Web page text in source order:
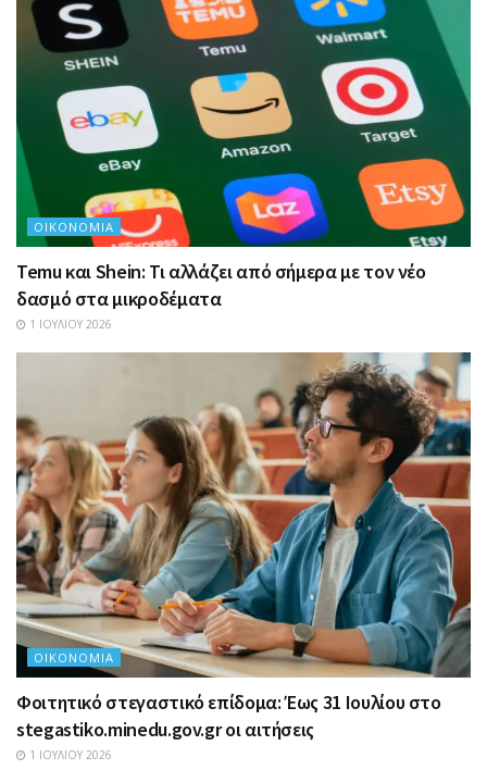
ΟΙΚΟΝΟΜΊΑ
Temu και Shein: Τι αλλάζει από σήμερα με τον νέο
δασμό στα μικροδέματα
1 ΙΟΥΛΊΟΥ 2026
ΟΙΚΟΝΟΜΊΑ
Φοιτητικό στεγαστικό επίδομα: Έως 31 Ιουλίου στο
stegastiko.minedu.gov.gr οι αιτήσεις
1 ΙΟΥΛΊΟΥ 2026